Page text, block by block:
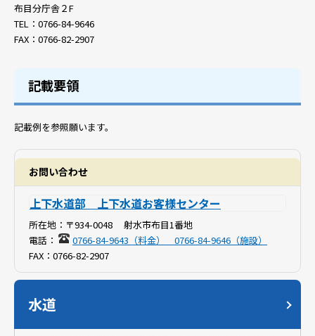
布目分庁舎２F
TEL：0766-84-9646
FAX：0766-82-2907
記載要領
記載例を参照願います。
お問い合わせ
上下水道部 上下水道お客様センター
所在地： 〒934-0048 射水市布目1番地
電話：
0766-84-9643（料金） 0766-84-9646（施設）
FAX： 0766-82-2907
水道